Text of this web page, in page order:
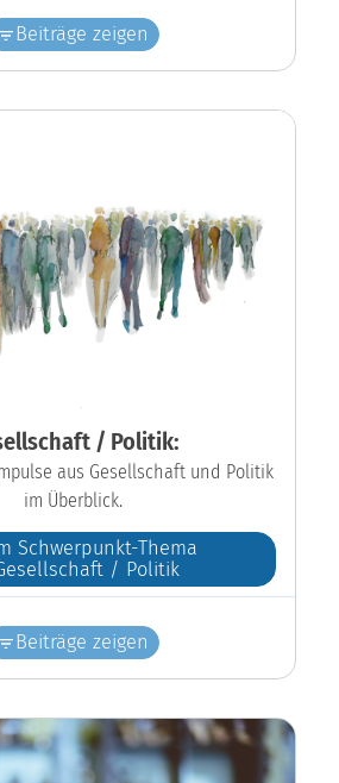
Beiträge zeigen
/ Politik:
aus Gesellschaft und Politik
im Überblick.
Schwerpunkt-Thema
/ Politik
Beiträge zeigen